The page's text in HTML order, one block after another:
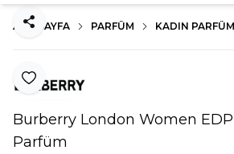
ANA SAYFA PARFÜM KADIN PARFÜM
Favoriye Ekle
Paylaş
Burberry London Women EDP
Parfüm